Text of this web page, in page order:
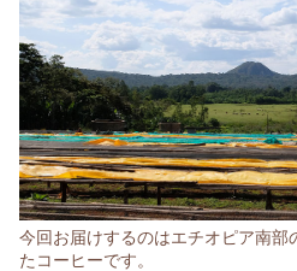
今回お届けするのはエチオピア南部
たコーヒーです。